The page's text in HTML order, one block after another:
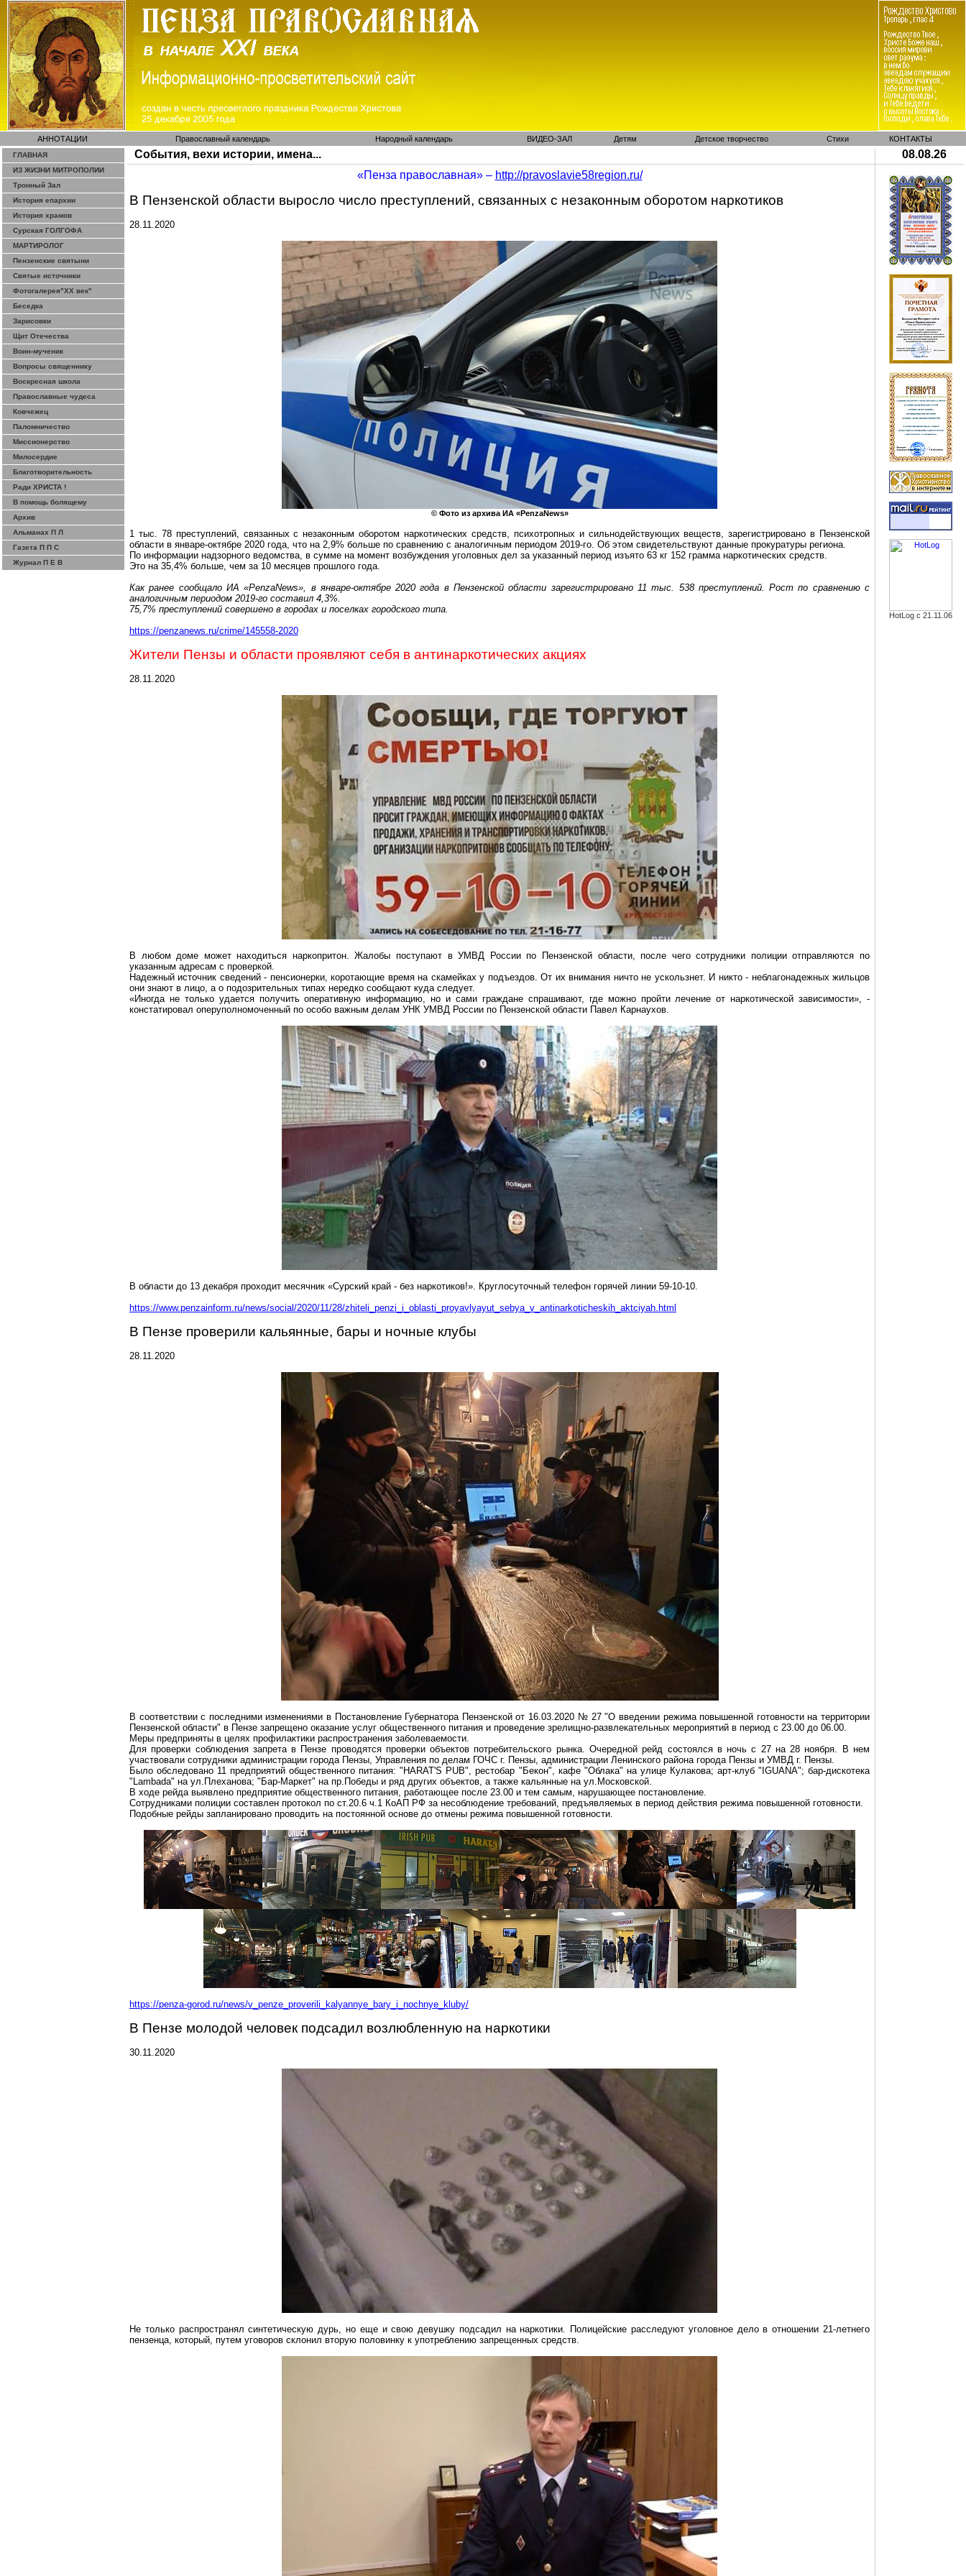
АННОТАЦИИ Православный календарь Народный календарь ВИДЕО-ЗАЛ Детям Детское творчество Стихи КОНТАКТЫ
ГЛАВНАЯ
ИЗ ЖИЗНИ МИТРОПОЛИИ
Тронный Зал
История епархии
История храмов
Сурская ГОЛГОФА
МАРТИРОЛОГ
Пензенские святыни
Святые источники
Фотогалерея"ХХ век"
Беседка
Зарисовки
Щит Отечества
Воин-мученик
Вопросы священнику
Воскресная школа
Православные чудеса
Ковчежец
Паломничество
Миссионерство
Милосердие
Благотворительность
Ради ХРИСТА !
В помощь болящему
Архив
Альманах П Л
Газета П П С
Журнал П Е В
События, вехи истории, имена...
08.08.26
«Пенза православная» – http://pravoslavie58region.ru/
В Пензенской области выросло число преступлений, связанных с незаконным оборотом наркотиков
28.11.2020
© Фото из архива ИА «PenzaNews»
1 тыс. 78 преступлений, связанных с незаконным оборотом наркотических средств, психотропных и сильнодействующих веществ, зарегистрировано в Пензенской
области в январе-октябре 2020 года, что на 2,9% больше по сравнению с аналогичным периодом 2019-го. Об этом свидетельствуют данные прокуратуры региона.
По информации надзорного ведомства, в сумме на момент возбуждения уголовных дел за указанный период изъято 63 кг 152 грамма наркотических средств.
Это на 35,4% больше, чем за 10 месяцев прошлого года.
Как ранее сообщало ИА «PenzaNews», в январе-октябре 2020 года в Пензенской области зарегистрировано 11 тыс. 538 преступлений. Рост по сравнению с
аналогичным периодом 2019-го составил 4,3%.
75,7% преступлений совершено в городах и поселках городского типа.
https://penzanews.ru/crime/145558-2020
Жители Пензы и области проявляют себя в антинаркотических акциях
28.11.2020
В любом доме может находиться наркопритон. Жалобы поступают в УМВД России по Пензенской области, после чего сотрудники полиции отправляются по
указанным адресам с проверкой.
Надежный источник сведений - пенсионерки, коротающие время на скамейках у подъездов. От их внимания ничто не ускользнет. И никто - неблагонадежных жильцов
они знают в лицо, а о подозрительных типах нередко сообщают куда следует.
«Иногда не только удается получить оперативную информацию, но и сами граждане спрашивают, где можно пройти лечение от наркотической зависимости», -
констатировал оперуполномоченный по особо важным делам УНК УМВД России по Пензенской области Павел Карнаухов.
В области до 13 декабря проходит месячник «Сурский край - без наркотиков!». Круглосуточный телефон горячей линии 59-10-10.
https://www.penzainform.ru/news/social/2020/11/28/zhiteli_penzi_i_oblasti_proyavlyayut_sebya_v_antinarkoticheskih_aktciyah.html
В Пензе проверили кальянные, бары и ночные клубы
28.11.2020
В соответствии с последними изменениями в Постановление Губернатора Пензенской от 16.03.2020 № 27 "О введении режима повышенной готовности на территории
Пензенской области" в Пензе запрещено оказание услуг общественного питания и проведение зрелищно-развлекательных мероприятий в период с 23.00 до 06.00.
Меры предприняты в целях профилактики распространения заболеваемости.
Для проверки соблюдения запрета в Пензе проводятся проверки объектов потребительского рынка. Очередной рейд состоялся в ночь с 27 на 28 ноября. В нем
участвовали сотрудники администрации города Пензы, Управления по делам ГОЧС г. Пензы, администрации Ленинского района города Пензы и УМВД г. Пензы.
Было обследовано 11 предприятий общественного питания: "HARAT'S PUB",рестобар "Бекон", кафе "Облака" на улице Кулакова; арт-клуб"IGUANA"; бар-дискотека
" Lambada" на ул.Плеханова; " Бар-Маркет" на пр.Победы и ряд других объектов, а также кальянные на ул.Московской.
В ходе рейда выявлено предприятие общественного питания, работающее после 23.00 и тем самым, нарушающее постановление.
Сотрудниками полиции составлен протокол по ст.20.6 ч.1 КоАП РФ за несоблюдение требований, предъявляемых в период действия режима повышенной готовности.
Подобные рейды запланировано проводить на постоянной основе до отмены режима повышенной готовности.
https://penza-gorod.ru/news/v_penze_proverili_kalyannye_bary_i_nochnye_kluby/
В Пензе молодой человек подсадил возлюбленную на наркотики
30.11.2020
Не только распространял синтетическуюдурь, но еще и свою девушку подсадил на наркотики. Полицейские расследуют уголовное дело в отношении 21-летнего
пензенца, который, путем уговоров склонил вторую половинку к употреблению запрещенных средств.
HotLog с 21.11.06